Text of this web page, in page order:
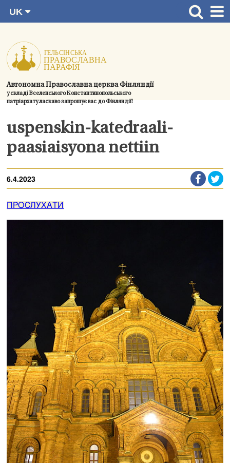
змісту.
Автономна Православна церква Фінляндії
у складі Вселенського Константинопольського
патріархату ласкаво запрошує вас до Фінляндії!
UK
SV
EN
Новини
Церкви
Богослужіння
Контактна інформація
uspenskin-katedraali-
paasiaisyona nettiin
6.4.2023
ПРОСЛУХАТИ